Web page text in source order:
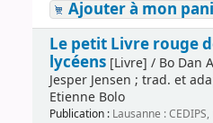
Ajouter à mon
Le petit Livre rouge
lycéens[Livre] / Bo Dan
Jesper Jensen ; trad. et
Etienne Bolo
Publication : Lausanne :